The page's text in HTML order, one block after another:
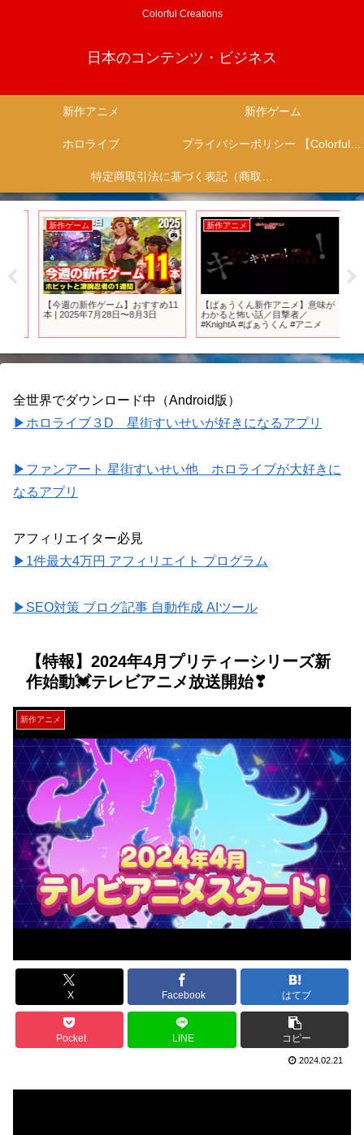
Colorful Creations
日本のコンテンツ・ビジネス
新作アニメ 新作ゲーム
ホロライブ プライバシーポリシー 【Colorful Creation】
特定商取引法に基づく表記（商取引に関する開示）
新作ゲーム
【今週の新作ゲーム】おすすめ11
本 | 2025年7月28日〜8月3日
新作アニメ
【ばぁうくん新作アニメ】意味が
わかると怖い話／目撃者／
#KnightA #ばぁうくん #アニメ
【
イ
全世界でダウンロード中（Android版）
▶ホロライブ３D 星街すいせいが好きになるアプリ
▶ファンアート 星街すいせい他 ホロライブが大好きに
なるアプリ
アフィリエイター必見
▶1件最大4万円 アフィリエイト プログラム
▶SEO対策 ブログ記事 自動作成 AIツール
【特報】2024年4月プリティーシリーズ新
作始動💓テレビアニメ放送開始❣
新作アニメ
X Facebook はてブ
Pocket LINE コピー
2024.02.21